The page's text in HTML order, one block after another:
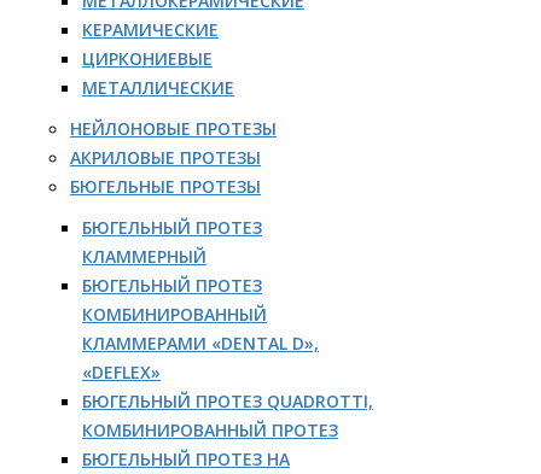
КЕРАМИЧЕСКИЕ
ЦИРКОНИЕВЫЕ
МЕТАЛЛИЧЕСКИЕ
НЕЙЛОНОВЫЕ ПРОТЕЗЫ
АКРИЛОВЫЕ ПРОТЕЗЫ
БЮГЕЛЬНЫЕ ПРОТЕЗЫ
БЮГЕЛЬНЫЙ ПРОТЕЗ
КЛАММЕРНЫЙ
БЮГЕЛЬНЫЙ ПРОТЕЗ
КОМБИНИРОВАННЫЙ
КЛАММЕРАМИ «DENTAL D»,
«DEFLEX»
БЮГЕЛЬНЫЙ ПРОТЕЗ QUADROTTI,
КОМБИНИРОВАННЫЙ ПРОТЕЗ
БЮГЕЛЬНЫЙ ПРОТЕЗ НА